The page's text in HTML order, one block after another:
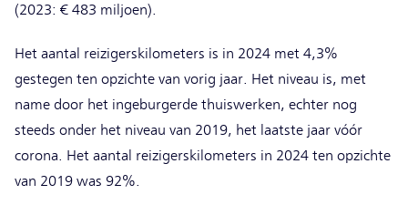
(2023: € 483 miljoen).
Het aantal reizigerskilometers is in 2024 met 4,3%
gestegen ten opzichte van vorig jaar. Het niveau is, met
name door het ingeburgerde thuiswerken, echter nog
steeds onder het niveau van 2019, het laatste jaar vóór
corona. Het aantal reizigerskilometers in 2024 ten opzichte
van 2019 was 92%.